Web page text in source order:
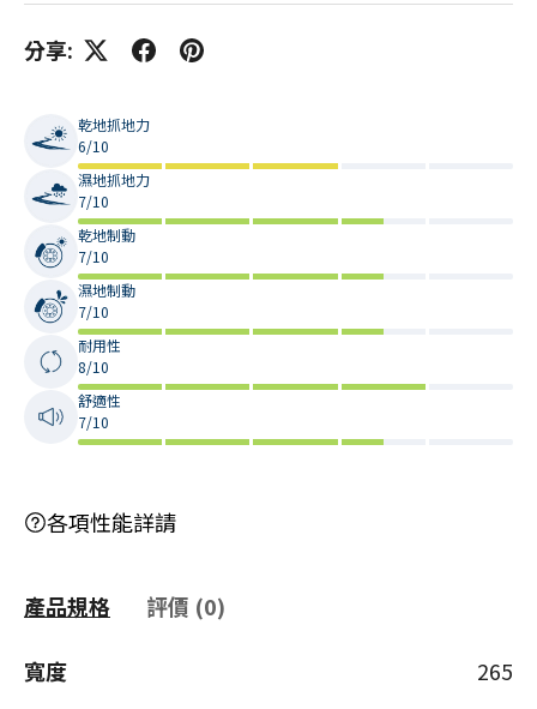
分享:
乾地抓地力
6/10
濕地抓地力
7/10
乾地制動
7/10
濕地制動
7/10
耐用性
8/10
舒適性
7/10
各項性能詳請
產品規格 評價 (0)
寬度 265